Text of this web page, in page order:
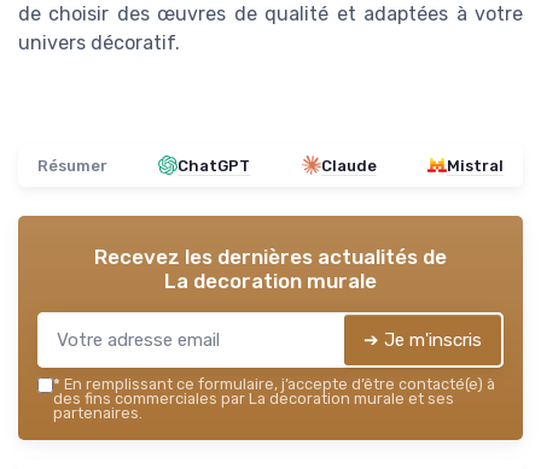
de choisir des œuvres de qualité et adaptées à votre
univers décoratif.
Résumer ChatGPT Claude Mistral
Recevez les dernières actualités de
La decoration murale
➔ Je m'inscris
* En remplissant ce formulaire, j’accepte d’être contacté(e) à
des fins commerciales par La decoration murale et ses
partenaires.